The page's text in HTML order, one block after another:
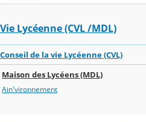
Vie Lycéenne (CVL /MDL)
Conseil de la vie Lycéenne (CVL)
Maison des Lycéens (MDL)
Ain'vironnement